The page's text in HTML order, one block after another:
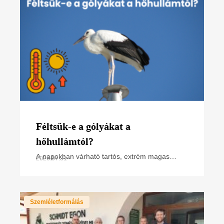
Féltsük-e a gólyákat a
hőhullámtól?
A napokban várható tartós, extrém magas
2026.07.31
Szemléletformálás